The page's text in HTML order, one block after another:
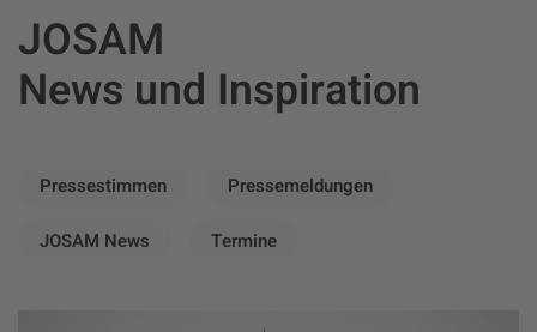
JOSAM
News und Inspiration
Pressestimmen Pressemeldungen
JOSAM News Termine